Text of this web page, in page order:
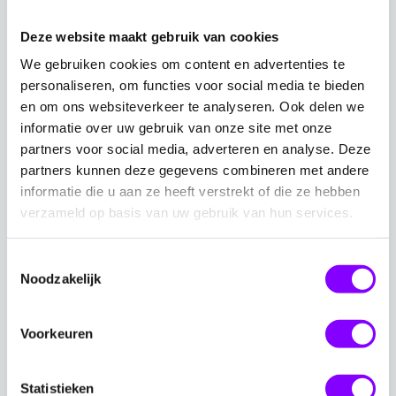
Deze website maakt gebruik van cookies
We gebruiken cookies om content en advertenties te
personaliseren, om functies voor social media te bieden
en om ons websiteverkeer te analyseren. Ook delen we
informatie over uw gebruik van onze site met onze
partners voor social media, adverteren en analyse. Deze
partners kunnen deze gegevens combineren met andere
informatie die u aan ze heeft verstrekt of die ze hebben
verzameld op basis van uw gebruik van hun services.
Noodzakelijk
Voorkeuren
Statistieken
van beveiligingsmaatregelen.
Whitepaper
Hoe zet je een duurzaam security
programma op
Welke acties moeten organisaties